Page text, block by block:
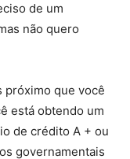
de um
não quero
próximo que você
está obtendo um
de crédito A + ou
governamentais